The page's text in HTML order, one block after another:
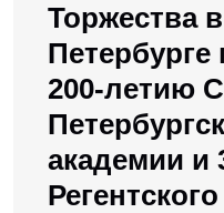
Торжества
200-летию
академии и